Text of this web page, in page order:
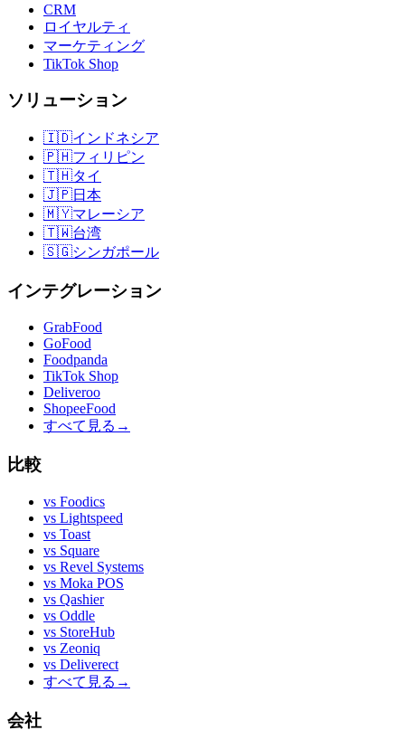
CRM
ロイヤルティ
マーケティング
TikTok Shop
ソリューション
🇮🇩インドネシア
🇵🇭フィリピン
🇹🇭タイ
🇯🇵日本
🇲🇾マレーシア
🇹🇼台湾
🇸🇬シンガポール
インテグレーション
GrabFood
GoFood
Foodpanda
TikTok Shop
Deliveroo
ShopeeFood
すべて見る →
比較
vs Foodics
vs Lightspeed
vs Toast
vs Square
vs Revel Systems
vs Moka POS
vs Qashier
vs Oddle
vs StoreHub
vs Zeoniq
vs Deliverect
すべて見る →
会社